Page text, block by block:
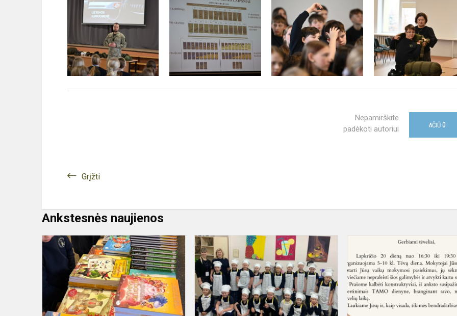
Nepamirškite
padėkoti autoriui
AČIŪ 0
Grįžti
Ankstesnės naujienos
Leidyklos
„Nieko
rimto“
knygų
mugė
2025m.
„Susiplak
sveikuolišką
kokteilį“
mūsų
mokykloje!